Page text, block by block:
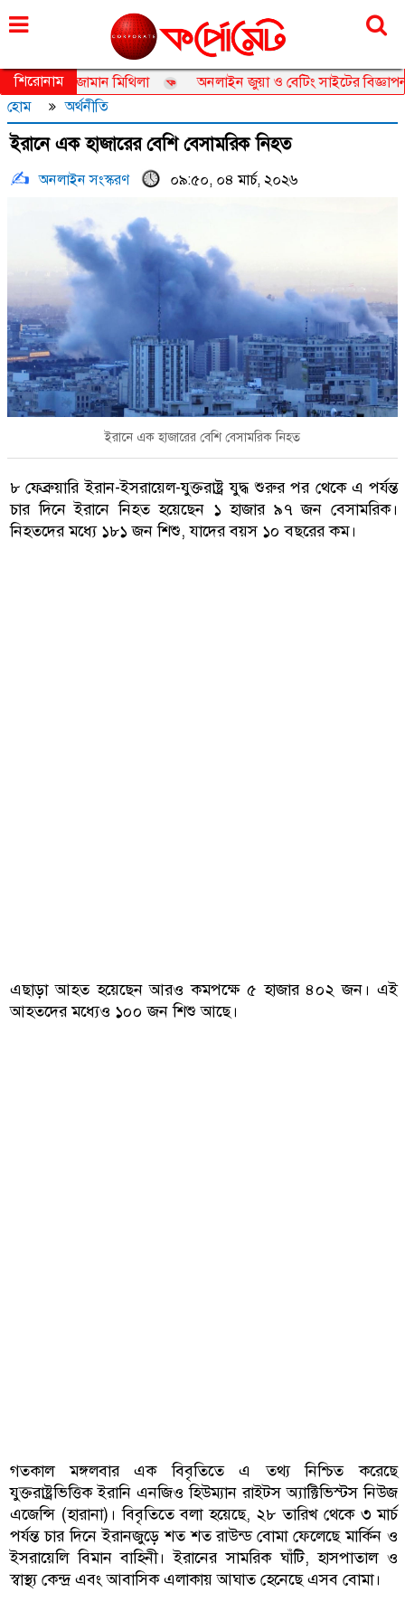
রোববার, ০৯ আগস্ট ২০২৬, ২৫ শ্রাবণ ১৪৩৩
শিরোনাম
তানজিয়া জামান মিথিলা
অনলাইন জুয়া ও বেটিং সাইটের বিজ্ঞাপন
হোম
অর্থনীতি
ইরানে এক হাজারের বেশি বেসামরিক নিহত
অনলাইন সংস্করণ ০৯:৫০, ০৪ মার্চ, ২০২৬
ইরানে এক হাজারের বেশি বেসামরিক নিহত
৮ ফেব্রুয়ারি ইরান-ইসরায়েল-যুক্তরাষ্ট্র যুদ্ধ শুরুর পর থেকে এ পর্যন্ত
চার দিনে ইরানে নিহত হয়েছেন ১ হাজার ৯৭ জন বেসামরিক।
নিহতদের মধ্যে ১৮১ জন শিশু, যাদের বয়স ১০ বছরের কম।
এছাড়া আহত হয়েছেন আরও কমপক্ষে ৫ হাজার ৪০২ জন। এই
আহতদের মধ্যেও ১০০ জন শিশু আছে।
গতকাল মঙ্গলবার এক বিবৃতিতে এ তথ্য নিশ্চিত করেছে
যুক্তরাষ্ট্রভিত্তিক ইরানি এনজিও হিউম্যান রাইটস অ্যাক্টিভিস্টস নিউজ
এজেন্সি (হারানা)। বিবৃতিতে বলা হয়েছে, ২৮ তারিখ থেকে ৩ মার্চ
পর্যন্ত চার দিনে ইরানজুড়ে শত শত রাউন্ড বোমা ফেলেছে মার্কিন ও
ইসরায়েলি বিমান বাহিনী। ইরানের সামরিক ঘাঁটি, হাসপাতাল ও
স্বাস্থ্য কেন্দ্র এবং আবাসিক এলাকায় আঘাত হেনেছে এসব বোমা।